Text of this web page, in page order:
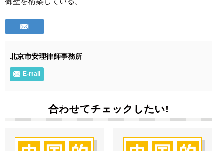
北京市安理律師事務所
E-mail
合わせてチェックしたい!